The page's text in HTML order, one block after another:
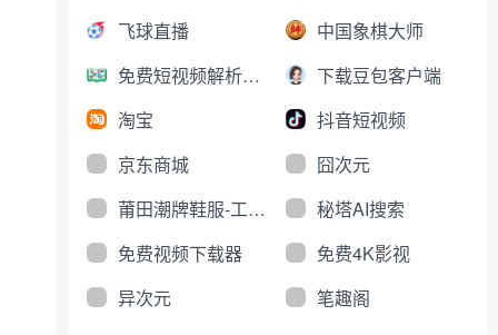
飞球直播
中国象棋大师
免费短视频解析下载
下载豆包客户端
淘宝
抖音短视频
京东商城
囧次元
莆田潮牌鞋服-工厂直销
秘塔AI搜索
免费视频下载器
免费4K影视
异次元
笔趣阁